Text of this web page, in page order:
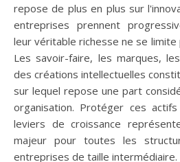
repose de plus en plus sur
entreprises prennent
leur véritable richesse ne se limite
Les savoir-faire, les marques,
des créations intellectuelles
sur lequel repose une part
organisation. Protéger ces
leviers de croissance
majeur pour toutes les
entreprises de taille intermédiaire.